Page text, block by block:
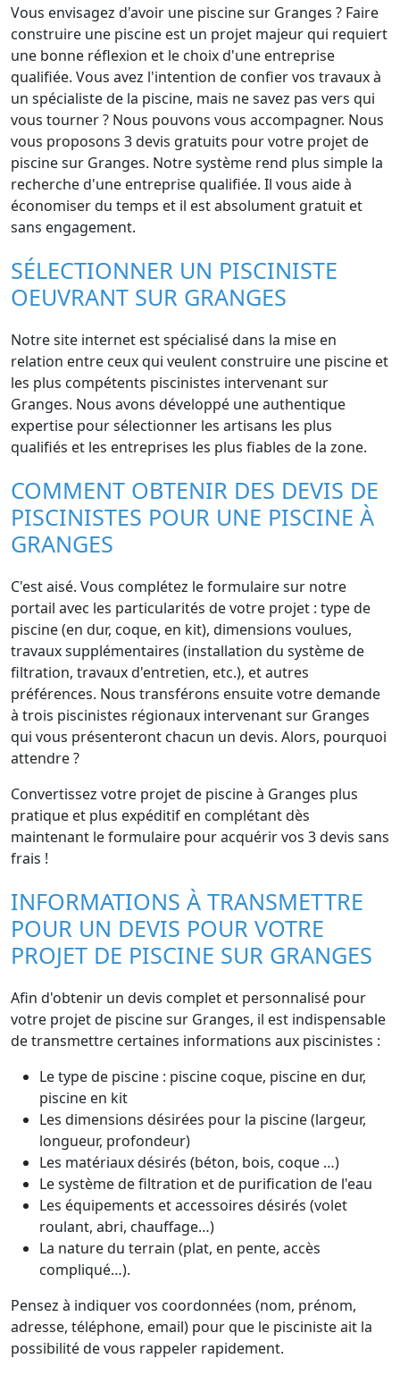
Vous envisagez d'avoir une piscine sur Granges ? Faire
construire une piscine est un projet majeur qui requiert
une bonne réflexion et le choix d'une entreprise
qualifiée. Vous avez l'intention de confier vos travaux à
un spécialiste de la piscine, mais ne savez pas vers qui
vous tourner ? Nous pouvons vous accompagner. Nous
vous proposons 3 devis gratuits pour votre projet de
piscine sur Granges. Notre système rend plus simple la
recherche d'une entreprise qualifiée. Il vous aide à
économiser du temps et il est absolument gratuit et
sans engagement.
SÉLECTIONNER UN PISCINISTE
OEUVRANT SUR GRANGES
Notre site internet est spécialisé dans la mise en
relation entre ceux qui veulent construire une piscine et
les plus compétents piscinistes intervenant sur
Granges. Nous avons développé une authentique
expertise pour sélectionner les artisans les plus
qualifiés et les entreprises les plus fiables de la zone.
COMMENT OBTENIR DES DEVIS DE
PISCINISTES POUR UNE PISCINE À
GRANGES
C'est aisé. Vous complétez le formulaire sur notre
portail avec les particularités de votre projet : type de
piscine (en dur, coque, en kit), dimensions voulues,
travaux supplémentaires (installation du système de
filtration, travaux d'entretien, etc.), et autres
préférences. Nous transférons ensuite votre demande
à trois piscinistes régionaux intervenant sur Granges
qui vous présenteront chacun un devis. Alors, pourquoi
attendre ?
Convertissez votre projet de piscine à Granges plus
pratique et plus expéditif en complétant dès
maintenant le formulaire pour acquérir vos 3 devis sans
frais !
INFORMATIONS À TRANSMETTRE
POUR UN DEVIS POUR VOTRE
PROJET DE PISCINE SUR GRANGES
Afin d'obtenir un devis complet et personnalisé pour
votre projet de piscine sur Granges, il est indispensable
de transmettre certaines informations aux piscinistes :
Le type de piscine : piscine coque, piscine en dur,
piscine en kit
Les dimensions désirées pour la piscine (largeur,
longueur, profondeur)
Les matériaux désirés (béton, bois, coque …)
Le système de filtration et de purification de l'eau
Les équipements et accessoires désirés (volet
roulant, abri, chauffage…)
La nature du terrain (plat, en pente, accès
compliqué…).
Pensez à indiquer vos coordonnées (nom, prénom,
adresse, téléphone, email) pour que le pisciniste ait la
possibilité de vous rappeler rapidement.